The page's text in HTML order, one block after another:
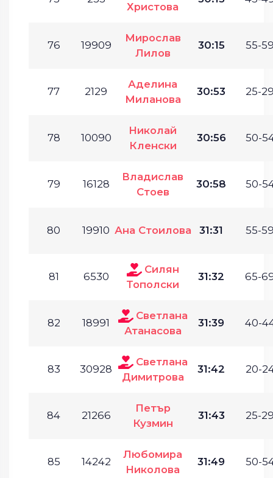
Христова
76 19909
Мирослав
Лилов
30:15 55-
77 2129
Аделина
Миланова
30:53 25-
78 10090
Николай
Кленски
30:56 50-
79 16128
Владислав
Стоев
30:58 50-
80 19910 Ана Стоилова 31:31 55-
81 6530
Силян
Тополски
31:32 65-
82 18991
Светлана
Атанасова
31:39 40-
83 30928
Светлана
Димитрова
31:42 20-
84 21266
Петър
Кузмин
31:43 25-
85 14242
Любомира
Николова
31:49 50-